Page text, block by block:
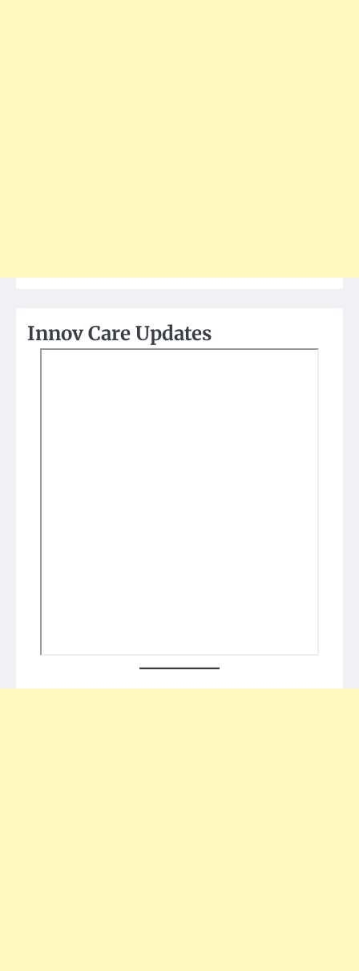
Innov Care Updates